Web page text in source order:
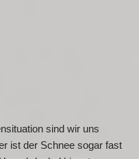
sind wir uns
ist der Schnee sogar fast